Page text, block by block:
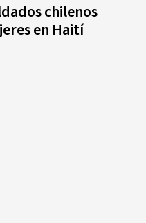
chilenos
en Haití